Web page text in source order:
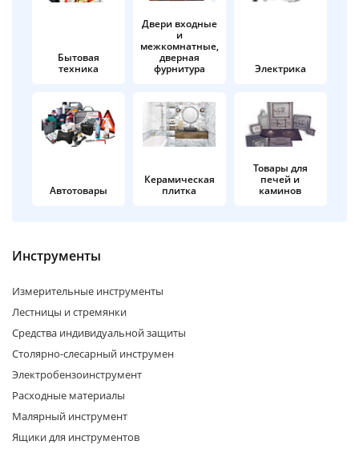
Бытовая
техника
Двери входные
и
межкомнатные,
дверная
фурнитура
Электрика
Автотовары
Керамическая
плитка
Товары для
печей и
каминов
Инструменты
Измерительные инструменты
Лестницы и стремянки
Средства индивидуальной защиты
Столярно-слесарный инструмен
Электробензоинструмент
Расходные материалы
Малярный инструмент
Ящики для инструментов
раз в 2
недели
Остались вопросы?
8 800 302-02-51
plait.ru